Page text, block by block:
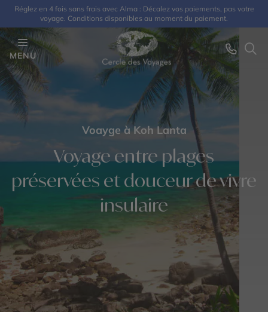
Réglez en 4 fois sans frais avec Alma : Décalez vos paiements, pas votre
voyage. Conditions disponibles au moment du paiement.
MENU
Voayge à Koh Lanta
Voyage entre plages
préservées et douceur de vivre
insulaire